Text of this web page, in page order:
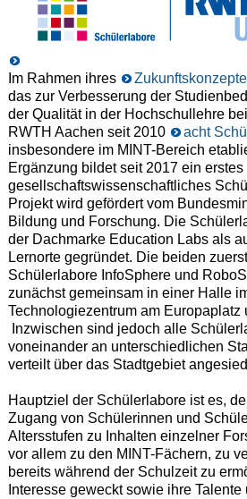
Im Rahmen ihres
das zur Verbesserung der
der Qualität in der Hochschullehre
RWTH Aachen seit 2010
acht
insbesondere im MINT-Bereich
Ergänzung bildet seit 2017 ein erstes
gesellschaftswissenschaftliches
Projekt wird gefördert vom
Bildung und Forschung. Die
der Dachmarke Education Labs als
Lernorte gegründet. Die beiden
Schülerlabore InfoSphere und
zunächst gemeinsam in einer Halle
Technologiezentrum am Europaplatz
Inzwischen sind jedoch alle
voneinander an unterschiedlichen
verteilt über das Stadtgebiet
Hauptziel der Schülerlabore ist es,
Zugang von Schülerinnen und
Altersstufen zu Inhalten einzelner
vor allem zu den MINT-Fächern, zu
bereits während der Schulzeit zu
Interesse geweckt sowie ihre